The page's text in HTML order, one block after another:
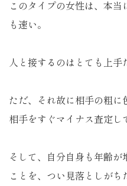
このタイプの女性は、本
も速い。
人と接するのはとても上手
ただ、それ故に相手の粗
相手をすぐマイナス査定し
そして、自分自身も年齢
ことを、つい見落としがち